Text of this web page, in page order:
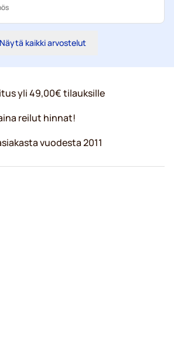
Näytä kaikki arvostelut
yli 49,00€ tilauksille
reilut hinnat!
vuodesta 2011